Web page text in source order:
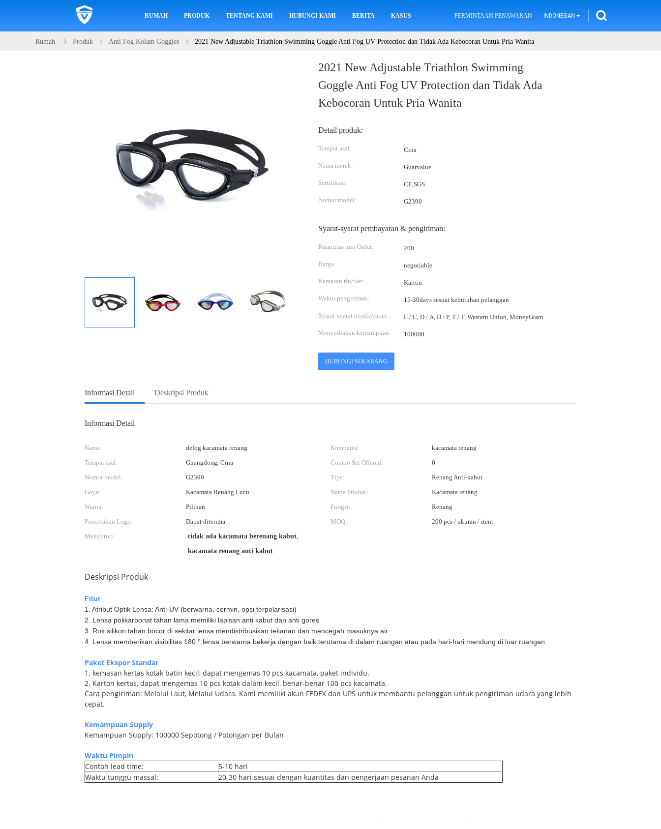
RUMAH PRODUK TENTANG KAMI HUBUNGI KAMI BERITA KASUS PERMINTAAN PENAWARAN INDONESIAN
Rumah Produk Anti Fog Kolam Goggles 2021 New Adjustable Triathlon Swimming Goggle Anti Fog UV Protection dan Tidak Ada Kebocoran Untuk Pria Wanita
2021 New Adjustable Triathlon Swimming
Goggle Anti Fog UV Protection dan Tidak Ada
Kebocoran Untuk Pria Wanita
Detail produk:
Tempat asal: Cina
Nama merek: Guarvalue
Sertifikasi: CE,SGS
Nomor model: G2390
Syarat-syarat pembayaran & pengiriman:
Kuantitas min Order: 200
Harga: negotiable
Kemasan rincian: Karton
Waktu pengiriman: 15-30days sesuai kebutuhan pelanggan
Syarat-syarat pembayaran: L / C, D / A, D / P, T / T, Western Union, MoneyGram
Menyediakan kemampuan: 100000
HUBUNGI SEKARANG
Informasi Detail Deskripsi Produk
Informasi Detail
Nama: defog kacamata renang Kompetisi:
kacamata renang
Tempat asal:
Guangdong, Cina Combo Set Offered:
0
Nomor model:
G2390 Tipe:
Renang Anti-kabut
Gaya:
Kacamata Renang Lucu Nama Produk:
Kacamata renang
Warna:
Pilihan Fungsi:
Renang
Pencetakan Logo:
Dapat diterima MOQ:
200 pcs / ukuran / item
Menyoroti:
tidak ada kacamata berenang kabut,
kacamata renang anti kabut
Deskripsi Produk
Fitur
1. Atribut Optik Lensa: Anti-UV (berwarna, cermin, opsi terpolarisasi)
2. Lensa polikarbonat tahan lama memiliki lapisan anti kabut dan anti gores
3. Rok silikon tahan bocor di sekitar lensa mendistribusikan tekanan dan mencegah masuknya air
4. Lensa memberikan visibilitas 180 °;lensa berwarna bekerja dengan baik terutama di dalam ruangan atau pada hari-hari mendung di luar ruangan
Paket Ekspor Standar
1. kemasan kertas kotak batin kecil, dapat mengemas 10 pcs kacamata, paket individu.
2. Karton kertas, dapat mengemas 10 pcs kotak dalam kecil, benar-benar 100 pcs kacamata.
Cara pengiriman: Melalui Laut, Melalui Udara. Kami memiliki akun FEDEX dan UPS untuk membantu pelanggan untuk pengiriman udara yang lebih
cepat.
Kemampuan Supply
Kemampuan Supply: 100000 Sepotong / Potongan per Bulan
Waktu Pimpin
Contoh lead time:
5-10 hari
Waktu tunggu massal:
20-30 hari sesuai dengan kuantitas dan pengerjaan pesanan Anda